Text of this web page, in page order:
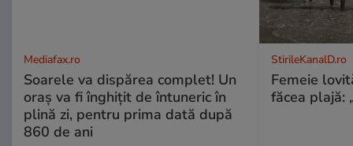
Mediafax.ro
Soarele va dispărea complet! Un
oraș va fi înghițit de întuneric în
plină zi, pentru prima dată după
860 de ani
StirileKanalD.ro
Femeie
făcea plajă: